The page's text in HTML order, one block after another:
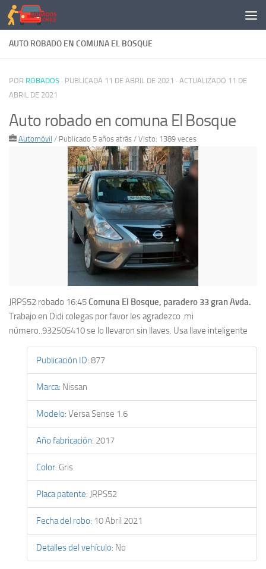
Saltar al contenido
AUTO ROBADO EN COMUNA EL BOSQUE
POR ROBADOS · PUBLICADA 11 DE ABRIL DE 2021 · ACTUALIZADO 11 DE
ABRIL DE 2021
Auto robado en comuna El Bosque
Automóvil / Publicado 5 años atrás / Visto: 1389 veces
JRPS52 robado 16:45Comuna El Bosque, paradero 33 gran Avda.
Trabajo en Didi colegas por favor les agradezco .mi
número..932505410 se lo llevaron sin llaves. Usa llave inteligente
Publicación ID: 877
Marca: Nissan
Modelo: Versa Sense 1.6
Año fabricación: 2017
Color: Gris
Placa patente: JRPS52
Fecha del robo: 10 Abril 2021
Detalles del vehículo: No